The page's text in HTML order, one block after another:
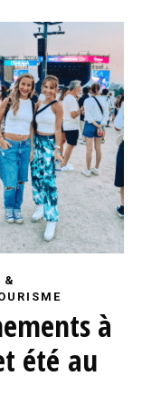
&
à
été au